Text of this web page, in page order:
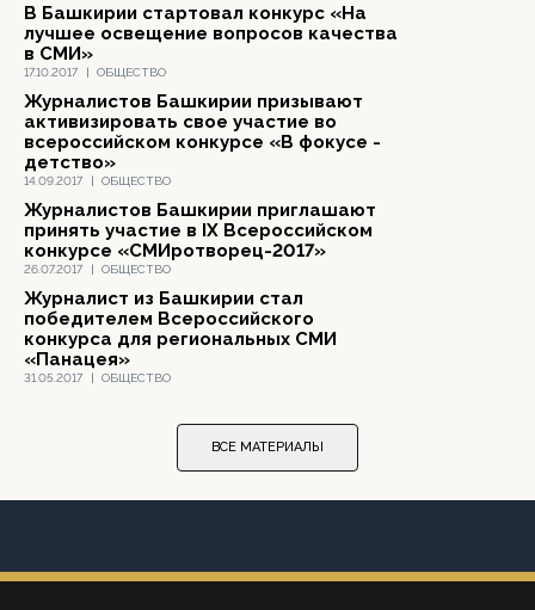
17.10.2017 | ОБЩЕСТВО
В Башкирии стартовал конкурс «На
лучшее освещение вопросов качества
в СМИ»
14.09.2017 | ОБЩЕСТВО
Журналистов Башкирии призывают
активизировать свое участие во
всероссийском конкурсе «В фокусе -
детство»
26.07.2017 | ОБЩЕСТВО
Журналистов Башкирии приглашают
принять участие в IX Всероссийском
конкурсе «СМИротворец-2017»
31.05.2017 | ОБЩЕСТВО
Журналист из Башкирии стал
победителем Всероссийского
конкурса для региональных СМИ
«Панацея»
ВСЕ МАТЕРИАЛЫ